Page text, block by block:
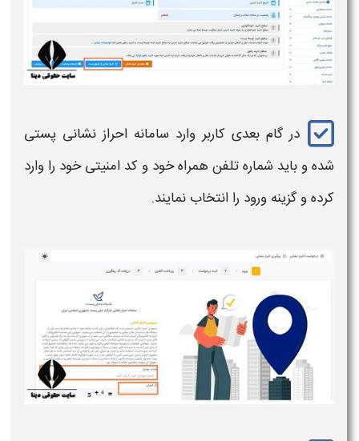
در گام بعدی کاربر وارد سامانه احراز نشانی پستی
شده و باید شماره تلفن همراه خود و کد امنیتی خود را وارد
کرده و گزینه ورود را انتخاب نمایند.